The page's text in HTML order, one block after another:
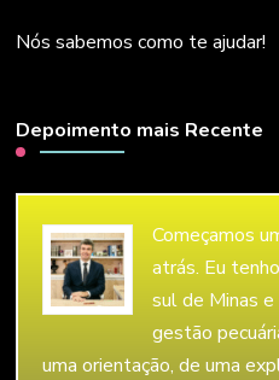
Nós sabemos como te ajudar!
Depoimento mais Recente
Começamos
atrás. Eu
sul de Minas
gestão
uma orientação, de uma